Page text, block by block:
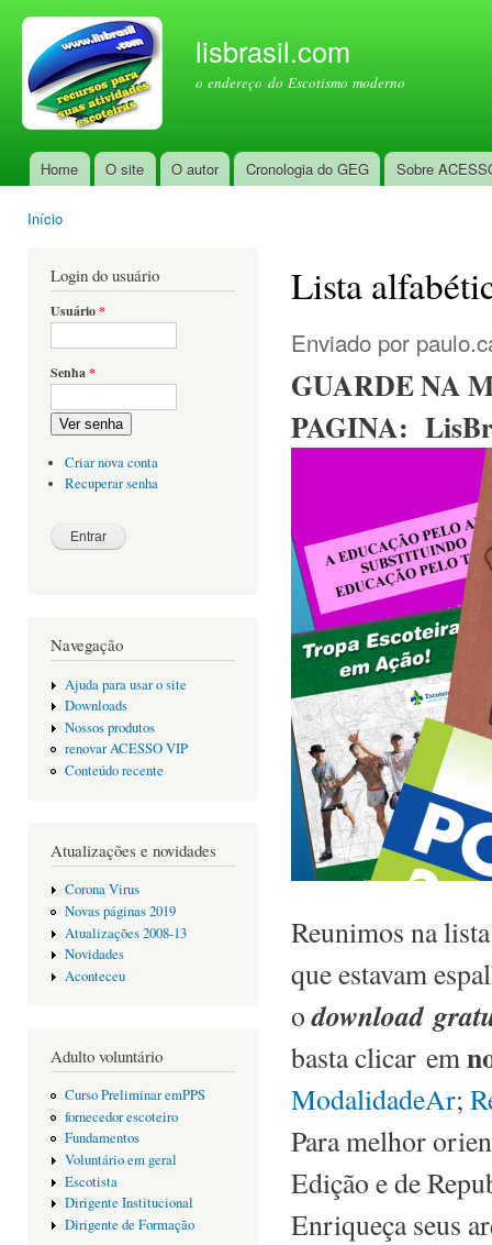
lisbrasil.com
o endereço do Escotismo moderno
Menu principal
Home O site O autor Cronologia do GEG Sobre
Início
Login do usuário
Usuário*
Senha*
Ver senha
Criar nova conta
Recuperar senha
Navegação
Ajuda para usar o site
Downloads
Nossos produtos
renovar ACESSO VIP
Conteúdo recente
Atualizações e novidades
Corona Virus
Novas páginas 2019
Atualizações 2008-13
Novidades
Aconteceu
Adulto voluntário
Curso Preliminar emPPS
fornecedor escoteiro
Fundamentos
Voluntário em geral
Escotista
Dirigente Institucional
Dirigente de Formação
Lista
Enviado por
GUARDE NA
PAGINA:
Reunimos na
que estavam
odownload
basta clicar em
ModalidadeAr;
Para melhor
Edição e de
Enriqueça seus